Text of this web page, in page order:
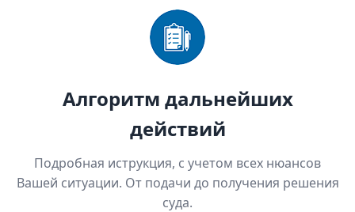
Алгоритм дальнейших
действий
Подробная иструкция, с учетом всех нюансов
Вашей ситуации. От подачи до получения решения
суда.